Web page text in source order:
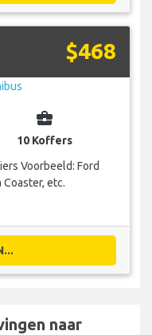
$468
business_center
10 Koffers
Voorbeeld: Ford
etc.
naar